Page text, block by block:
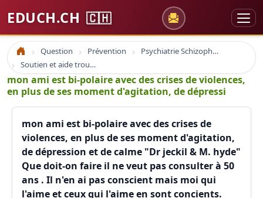
EDUCH.CH 🇨🇭
Accueil Question Prévention
Psychiatrie Schizophrénie dépression
Soutien et aide troubles psychiques alcoolisme etc...
mon ami est bi-polaire avec des crises de violences,
en plus de ses moment d'agitation, de dépressi
mon ami est bi-polaire avec des crises de
violences, en plus de ses moment d'agitation,
de dépression et de calme "Dr jeckil & M. hyde"
Que doit-on faire il ne veut pas consulter à 50
ans . Il n'en ai pas conscient mais moi qui
l'aime et ceux qui l'aime en sont concients.